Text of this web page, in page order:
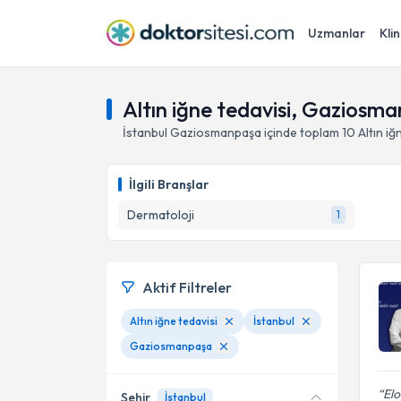
Uzmanlar
Altın iğne tedavisi,
İstanbul Gaziosmanpaşa içinde toplam 10 Altın
İlgili Branşlar
Dermatoloji
1
Aktif Filtreler
Altın iğne tedavisi
İstanbul
Gaziosmanpaşa
Şehir İstanbul